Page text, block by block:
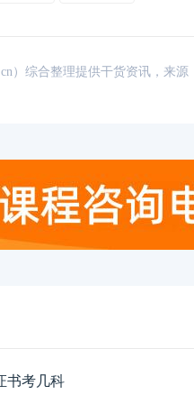
）综合整理提供干货资讯，来
书考几科